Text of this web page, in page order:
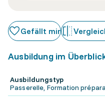
Gefällt mir
Ausbildung im
Ausbildungstyp
Passerelle, Formation